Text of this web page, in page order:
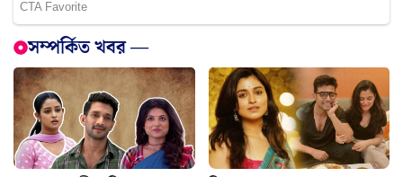
সম্পর্কিত খবর —